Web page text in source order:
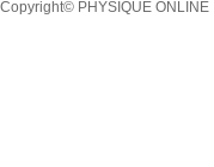
Copyright© PHYSIQUE ONLINE